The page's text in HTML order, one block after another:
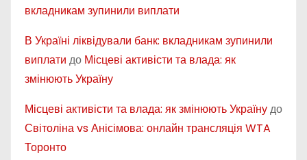
вкладникам зупинили виплати
В Україні ліквідували банк: вкладникам зупинили
виплати до Місцеві активісти та влада: як
змінюють Україну
Місцеві активісти та влада: як змінюють Українудо
Світоліна vs Анісімова: онлайн трансляція WTA
Торонто